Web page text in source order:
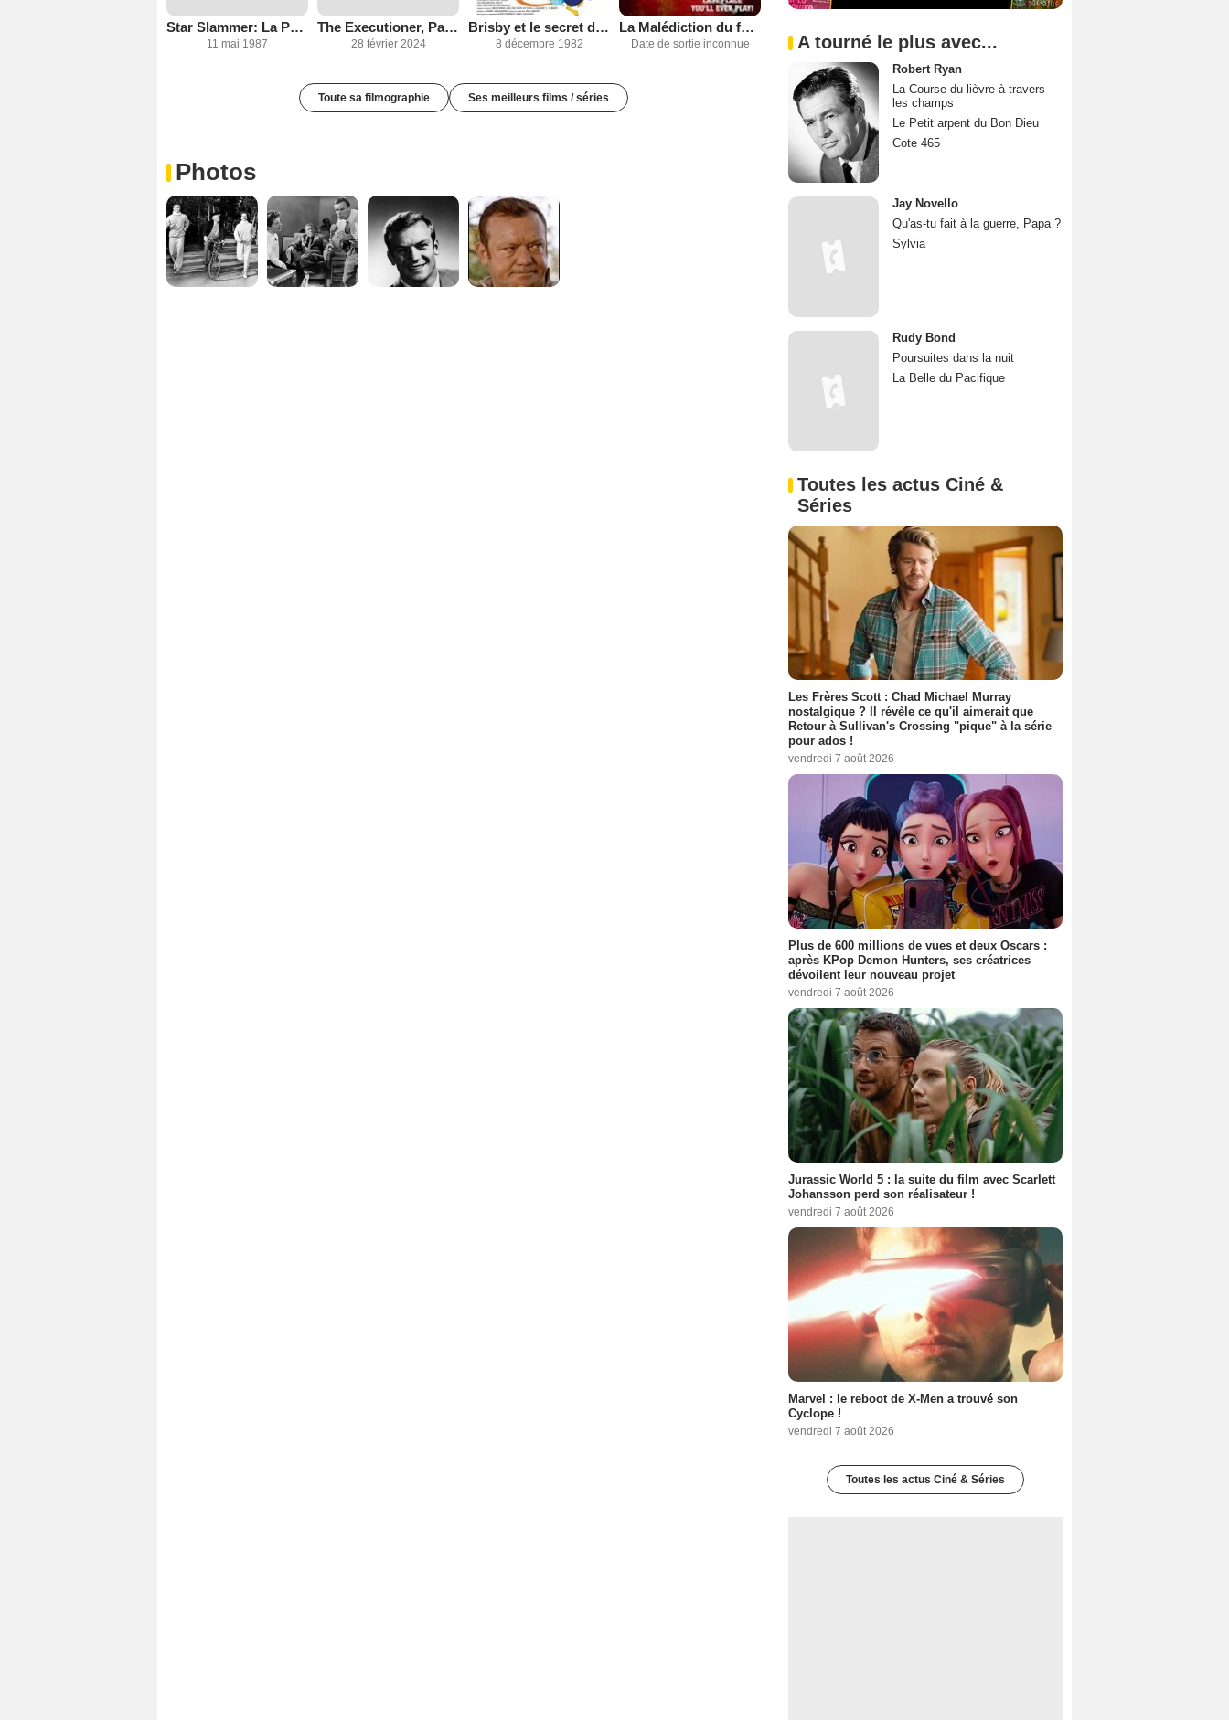
Star Slammer: La Prison des étoiles
11 mai 1987
The Executioner, Part II
28 février 2024
Brisby et le secret de Nimh
8 décembre 1982
La Malédiction du fond des temps
Date de sortie inconnue
Toute sa filmographie Ses meilleurs films / séries
Photos
A tourné le plus avec...
Robert Ryan
La Course du lièvre à travers
les champs
Le Petit arpent du Bon Dieu
Cote 465
Jay Novello
Qu'as-tu fait à la guerre, Papa ?
Sylvia
Rudy Bond
Poursuites dans la nuit
La Belle du Pacifique
Toutes les actus Ciné &
Séries
Les Frères Scott : Chad Michael Murray
nostalgique ? Il révèle ce qu'il aimerait que
Retour à Sullivan's Crossing "pique" à la série
pour ados !
vendredi 7 août 2026
Plus de 600 millions de vues et deux Oscars :
après KPop Demon Hunters, ses créatrices
dévoilent leur nouveau projet
vendredi 7 août 2026
Jurassic World 5 : la suite du film avec Scarlett
Johansson perd son réalisateur !
vendredi 7 août 2026
Marvel : le reboot de X-Men a trouvé son
Cyclope !
vendredi 7 août 2026
Toutes les actus Ciné & Séries